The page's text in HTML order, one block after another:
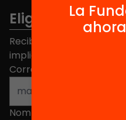
Elige equidad
Recibe contenidos,
implicarte.
Correo electrónico
Nombre
La